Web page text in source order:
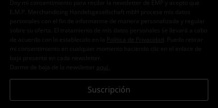
Doy mi consentimiento para recibir la newsletter de EMP y acepto que
E.M.P. Merchandising Handelsgesellschaft mbH procese mis datos
personales con el fin de informarme de manera personalizada y regular
sobre su oferta. El tratamiento de mis datos personales se llevará a cabo
de acuerdo con lo establecido en la
Política de Privacidad . Puedo retirar
mi consentimiento en cualquier momento haciendo clic en el enlace de
baja presente en cada newsletter.
Darme de baja de la newsletter
aquí
Suscripción